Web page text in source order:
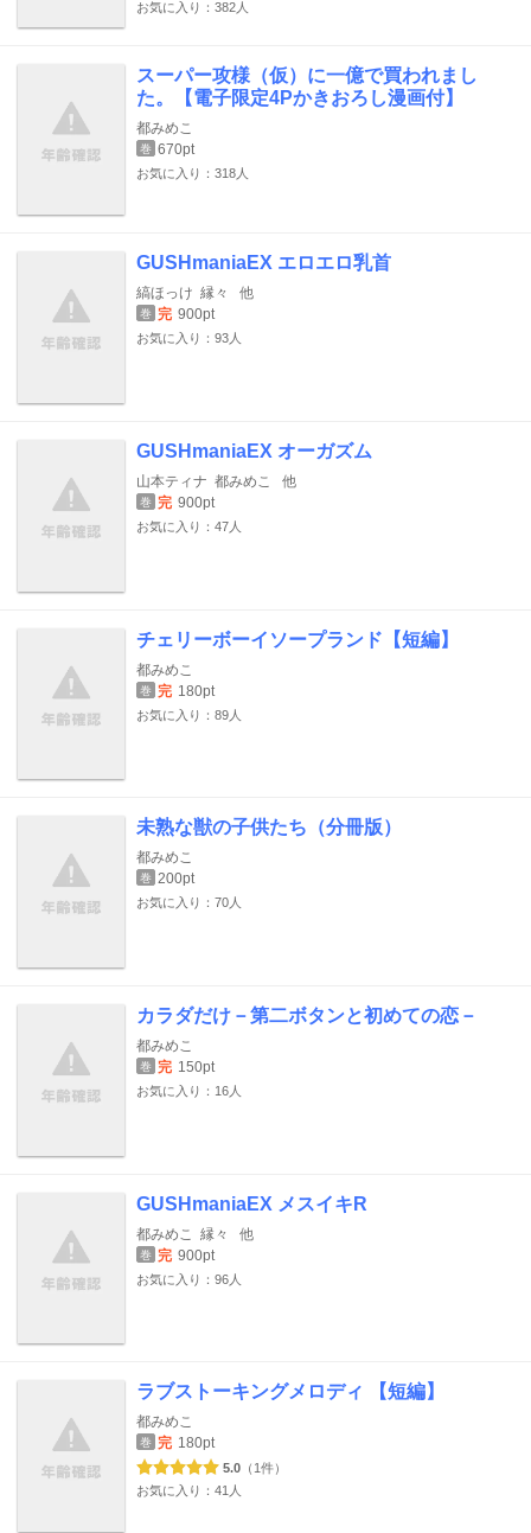
お気に入り：382人
スーパー攻様（仮）に一億で買われまし
た。【電子限定4Pかきおろし漫画付】
都みめこ
巻 670pt
お気に入り：318人
GUSHmaniaEX エロエロ乳首
縞ほっけ 縁々 他
巻 完 900pt
お気に入り：93人
GUSHmaniaEX オーガズム
山本ティナ 都みめこ 他
巻 完 900pt
お気に入り：47人
チェリーボーイソープランド【短編】
都みめこ
巻 完 180pt
お気に入り：89人
未熟な獣の子供たち（分冊版）
都みめこ
巻 200pt
お気に入り：70人
カラダだけ－第二ボタンと初めての恋－
都みめこ
巻 完 150pt
お気に入り：16人
GUSHmaniaEX メスイキR
都みめこ 縁々 他
巻 完 900pt
お気に入り：96人
ラブストーキングメロディ 【短編】
都みめこ
巻 完 180pt
5.0 （1件）
お気に入り：41人